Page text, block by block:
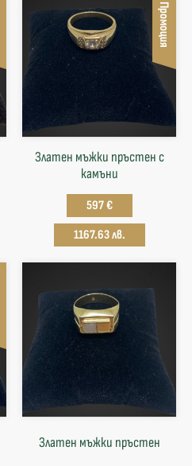
Промоция
Златен мъжки пръстен с
камъни
597 €
1167.63 лв.
Златен мъжки пръстен